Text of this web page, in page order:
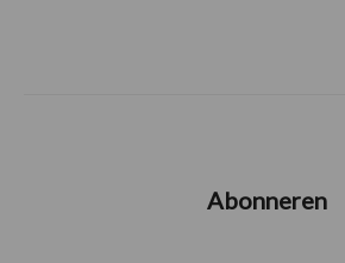
Abonneren